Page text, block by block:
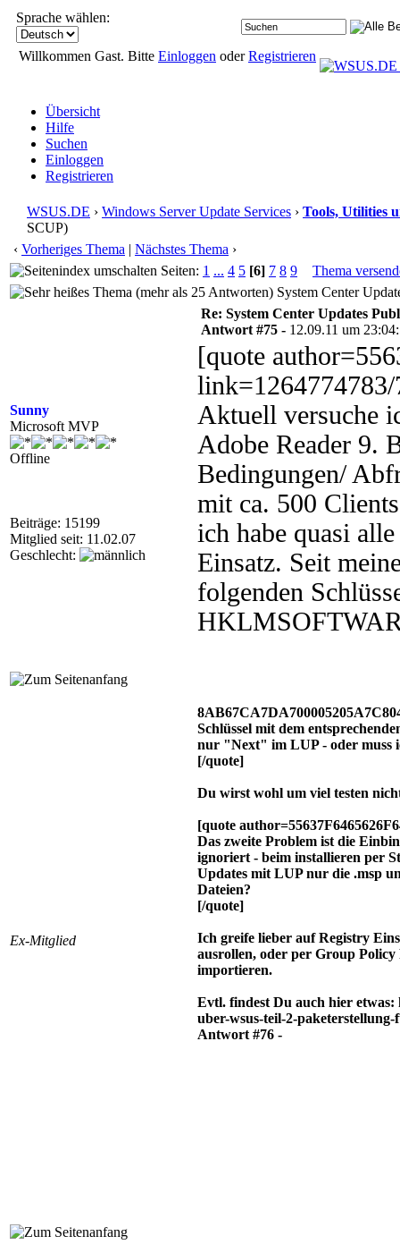
Sprache wählen:
Willkommen Gast. Bitte Einloggen oderRegistrieren
Übersicht
Hilfe
Suchen
Einloggen
Registrieren
WSUS.DE › Windows Server Update Services › Tools, Utilities
SCUP)
‹ Vorheriges Thema | Nächstes Thema ›
Seiten: 1 ... 4 5 [6] 7 8 9
Thema
System Center
Sunny
Microsoft MVP
Offline
Beiträge: 15199
Mitglied seit: 11.02.07
Geschlecht:
Re: System Center Updates
Antwort #75 - 12.09.11 um
[quote
Aktuell versuche
Adobe Reader 9.
Bedingungen/
mit ca. 500
ich habe quasi
Einsatz. Seit
folgenden
Ex-Mitglied
Schlüssel mit dem
nur "Next" im LUP - oder muss
[/quote]
Du wirst wohl um viel testen
[quote
Das zweite Problem ist die
ignoriert - beim installieren per
Updates mit LUP nur die .msp
Dateien?
[/quote]
Ich greife lieber auf Registry
ausrollen, oder per Group Policy
importieren.
Evtl. findest Du auch hier etwas:
uber-wsus-teil-2-
Antwort #76 -